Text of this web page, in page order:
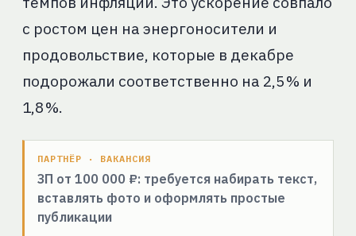
с ростом цен на энергоносители и
продовольствие, которые в декабре
подорожали соответственно на 2,5 % и
1,8 %.
ПАРТНЁР · ВАКАНСИЯ
ЗП от 100 000 ₽: требуется набирать текст,
вставлять фото и оформлять простые
публикации